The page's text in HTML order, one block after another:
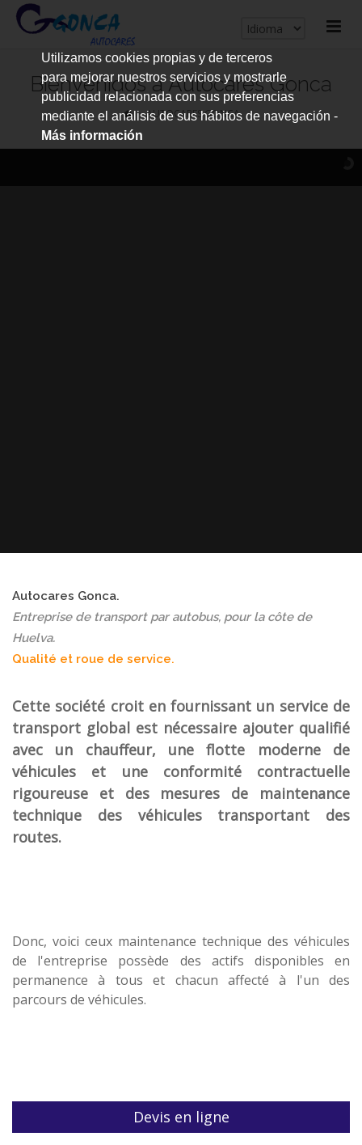
cerrar
Utilizamos cookies propias y de terceros
para mejorar nuestros servicios y mostrarle
publicidad relacionada con sus preferencias
mediante el análisis de sus hábitos de navegación -
Más información
Bienvenidos a Autocares Gonca
AUTOCARES GONCA
Autocares Gonca.
Entreprise de transport par autobus, pour la côte de
Huelva.
Qualité et roue de service.
Cette société croit en fournissant un service de
transport global est nécessaire ajouter qualifié
avec un
chauffeur,
une flotte moderne de
véhicules
et une
conformité contractuelle
rigoureuse
et des mesures
de maintenance
technique
des véhicules transportant des
routes.
Donc, voici ceux maintenance technique des véhicules
de l'entreprise
possède des actifs
disponibles en
permanence
à tous et chacun affecté à
l'un des
parcours de véhicules.
Devis en ligne